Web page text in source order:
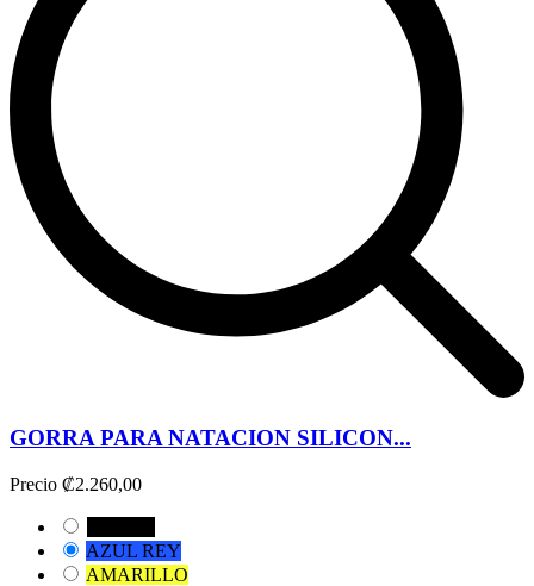
GORRA PARA NATACION SILICON...
Precio ₡2.260,00
AZUL REY
AMARILLO